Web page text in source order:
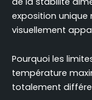
exposition
visuellement
Pourquoi les
température
totalement